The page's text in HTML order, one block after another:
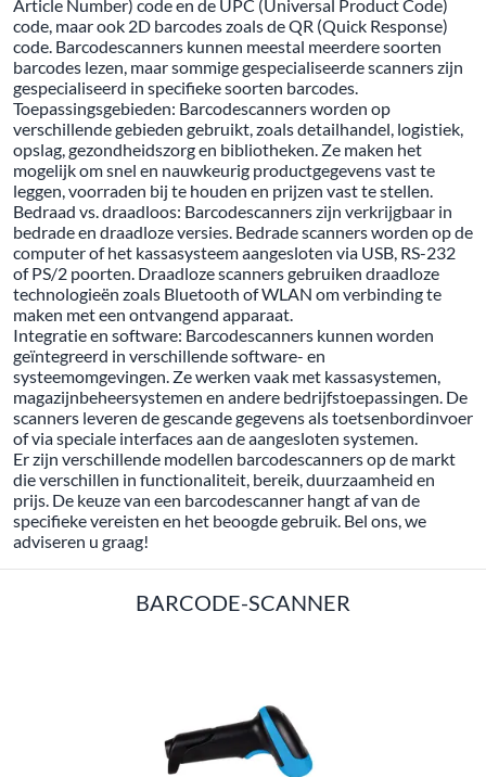
Article Number) code en de UPC (Universal Product Code)
code, maar ook 2D barcodes zoals de QR (Quick Response)
code. Barcodescanners kunnen meestal meerdere soorten
barcodes lezen, maar sommige gespecialiseerde scanners zijn
gespecialiseerd in specifieke soorten barcodes.
Toepassingsgebieden: Barcodescanners worden op
verschillende gebieden gebruikt, zoals detailhandel, logistiek,
opslag, gezondheidszorg en bibliotheken. Ze maken het
mogelijk om snel en nauwkeurig productgegevens vast te
leggen, voorraden bij te houden en prijzen vast te stellen.
Bedraad vs. draadloos: Barcodescanners zijn verkrijgbaar in
bedrade en draadloze versies. Bedrade scanners worden op de
computer of het kassasysteem aangesloten via USB, RS-232
of PS/2 poorten. Draadloze scanners gebruiken draadloze
technologieën zoals Bluetooth of WLAN om verbinding te
maken met een ontvangend apparaat.
Integratie en software: Barcodescanners kunnen worden
geïntegreerd in verschillende software- en
systeemomgevingen. Ze werken vaak met kassasystemen,
magazijnbeheersystemen en andere bedrijfstoepassingen. De
scanners leveren de gescande gegevens als toetsenbordinvoer
of via speciale interfaces aan de aangesloten systemen.
Er zijn verschillende modellen barcodescanners op de markt
die verschillen in functionaliteit, bereik, duurzaamheid en
prijs. De keuze van een barcodescanner hangt af van de
specifieke vereisten en het beoogde gebruik. Bel ons, we
adviseren u graag!
BARCODE-SCANNER